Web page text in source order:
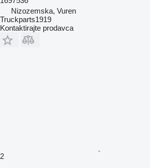
Nizozemska, Vuren
Truckparts1919
Kontaktirajte prodavca
2